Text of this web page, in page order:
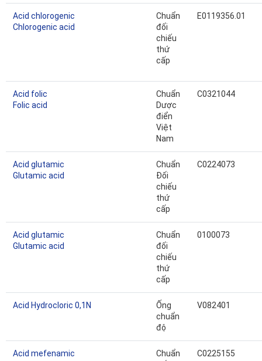
Acid chlorogenic
Chlorogenic acid
Chuẩn
đối
chiếu
thứ
cấp
E0119356.01
Acid folic
Folic acid
Chuẩn
Dược
điển
Việt
Nam
C0321044
Acid glutamic
Glutamic acid
Chuẩn
Đối
chiếu
thứ
cấp
C0224073
Acid glutamic
Glutamic acid
Chuẩn
đối
chiếu
thứ
cấp
0100073
Acid Hydrocloric 0,1N
Ống
chuẩn
độ
V082401
Acid mefenamic
Chuẩn
C0225155